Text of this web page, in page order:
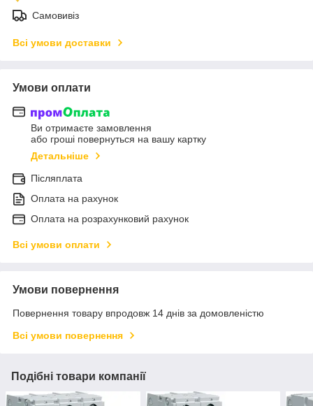
Самовивіз
Всі умови доставки
Умови оплати
Ви отримаєте замовлення
або гроші повернуться на вашу картку
Детальніше
Післяплата
Оплата на рахунок
Оплата на розрахунковий рахунок
Всі умови оплати
Умови повернення
Повернення товару впродовж 14 днів за домовленістю
Всі умови повернення
Подібні товари компанії